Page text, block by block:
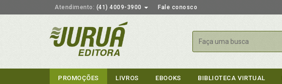
Atendimento: (41) 4009-3900 Fale conosco
Buscar
PROMOÇÕES LIVROS EBOOKS BIBLIOTECA VIRTUAL